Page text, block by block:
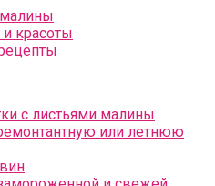
красоты
с листьями малины
или летнюю